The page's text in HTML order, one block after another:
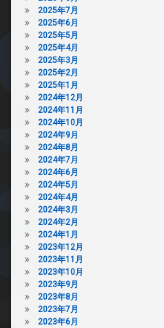
2025年7月
2025年6月
2025年5月
2025年4月
2025年3月
2025年2月
2025年1月
2024年12月
2024年11月
2024年10月
2024年9月
2024年8月
2024年7月
2024年6月
2024年5月
2024年4月
2024年3月
2024年2月
2024年1月
2023年12月
2023年11月
2023年10月
2023年9月
2023年8月
2023年7月
2023年6月